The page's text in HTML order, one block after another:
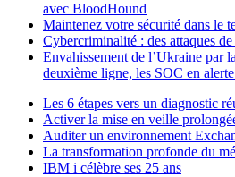
avec BloodHound
Maintenez votre sécurité dans le
Cybercriminalité : des attaques
Envahissement de l’Ukraine par
deuxième ligne, les SOC en
Les 6 étapes vers un diagnostic
Activer la mise en veille
Auditer un environnement
La transformation profonde du
IBM i célèbre ses 25 ans